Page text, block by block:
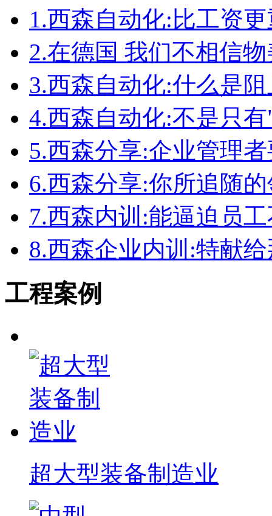
1.西森自动化:比工资
2.在德国 我们不相信
3.西森自动化:什么是
4.西森自动化:不是只
5.西森分享:企业管理
6.西森分享:你所追随
7.西森内训:能逼迫员
8.西森企业内训:特献
工程案例
超大型装备制造业